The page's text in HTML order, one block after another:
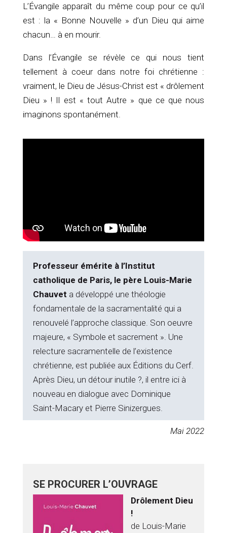
L’Évangile apparaît du même coup pour ce qu’il
est : la « Bonne Nouvelle » d’un Dieu qui aime
chacun… à en mourir.
Dans l’Évangile se révèle ce qui nous tient
tellement à coeur dans notre foi chrétienne :
vraiment, le Dieu de Jésus-Christ est « drôlement
Dieu » ! Il est « tout Autre » que ce que nous
imaginons spontanément.
Professeur émérite à l’Institut
catholique de Paris, le père Louis-Marie
Chauvet a développé une théologie
fondamentale de la sacramentalité qui a
renouvelé l’approche classique. Son oeuvre
majeure, « Symbole et sacrement ». Une
relecture sacramentelle de l’existence
chrétienne, est publiée aux Éditions du Cerf.
Après Dieu, un détour inutile ?, il entre ici à
nouveau en dialogue avec Dominique
Saint-Macary et Pierre Sinizergues.
Mai 2022
SE PROCURER L’OUVRAGE
Drôlement Dieu
!
de Louis-Marie